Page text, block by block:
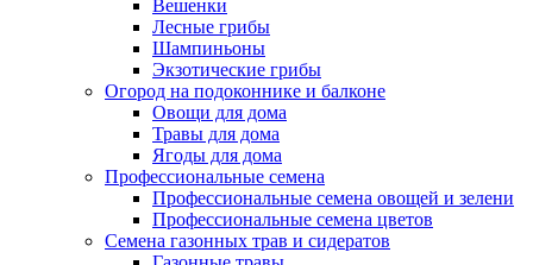
Вешенки
Лесные грибы
Шампиньоны
Экзотические грибы
Огород на подоконнике и балконе
Овощи для дома
Травы для дома
Ягоды для дома
Профессиональные семена
Профессиональные семена овощей и зелени
Профессиональные семена цветов
Семена газонных трав и сидератов